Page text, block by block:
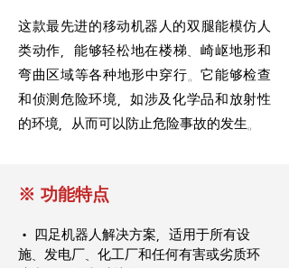
这款最先进的移动机器人的双腿能模仿人
类动作，能够轻松地在楼梯、崎岖地形和
弯曲区域等各种地形中穿行。它能够检查
和侦测危险环境，如涉及化学品和放射性
的环境，从而可以防止危险事故的发生。
※ 功能特点
• 四足机器人解决方案，适用于所有设
施、发电厂、化工厂和任何有害或劣质环